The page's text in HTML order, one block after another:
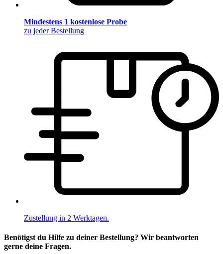
Mindestens 1 kostenlose Probe
zu jeder Bestellung
Zustellung in 2 Werktagen.
Benötigst du Hilfe zu deiner Bestellung? Wir beantworten
gerne deine Fragen.